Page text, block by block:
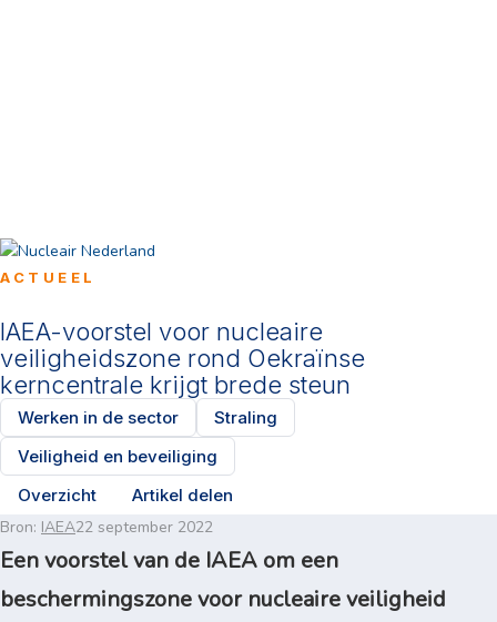
ACTUEEL
IAEA-voorstel voor nucleaire
veiligheidszone rond Oekraïnse
kerncentrale krijgt brede steun
Werken in de sector
Straling
Veiligheid en beveiliging
Overzicht
Artikel delen
Bron: IAEA22 september 2022
Een voorstel van de IAEA om een
beschermingszone voor nucleaire veiligheid